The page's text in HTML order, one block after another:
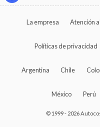
La empresa Atención
Políticas de privacidad
Argentina Chile
México Perú
© 1999 - 2026